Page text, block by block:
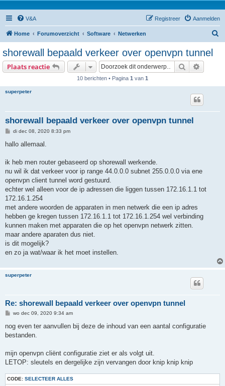
V&A Aanmelden
Registreer
Home Forumoverzicht Software Netwerken
shorewall bepaald verkeer over openvpn tunnel
Plaats reactie Zoek
10 berichten • Pagina 1 van 1
superpeter
shorewall bepaald verkeer over openvpn tunnel
B
r
h
di dec 08, 2020 8:33 pm
hallo allemaal.
ik heb men router gebaseerd op shorewall werkende.
nu wil ik dat verkeer voor ip range 44.0.0.0 subnet 255.0.0.0 via ene
openvpn client tunnel word gestuurd.
echter wel alleen voor de ip adressen die liggen tussen 172.16.1.1 tot
172.16.1.254
met andere woorden de apparaten in men netwerk die een ip adres
hebben ge kregen tussen 172.16.1.1 tot 172.16.1.254 wel verbinding
kunnen maken met apparaten die op het openvpn netwerk zitten.
maar andere aparaten dus niet.
is dit mogelijk?
en zo ja wat/waar ik het moet instellen.
superpeter
Re: shorewall bepaald verkeer over openvpn tunnel
B
r
c
wo dec 09, 2020 9:34 am
nog even ter aanvullen bij deze de inhoud van een aantal configuratie
bestanden.
mijn openvpn cliënt configuratie ziet er als volgt uit.
LETOP: sleutels en dergelijke zijn vervangen door knip knip knip
CODE: SELECTEER ALLES